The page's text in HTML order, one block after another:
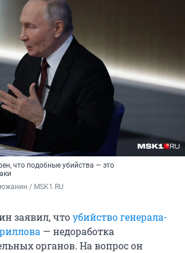
что подобные убийства — это
/ MSK1.RU
заявил, чтоубийство генерала-
— недоработка
органов. На вопрос он